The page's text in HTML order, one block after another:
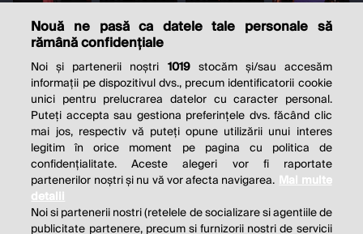
Nouă ne pasă ca datele tale personale să
rămână confidențiale
Noi și partenerii noștri 1019stocăm și/sau accesăm
informații pe dispozitivul dvs., precum identificatorii cookie
unici pentru prelucrarea datelor cu caracter personal.
Puteți accepta sau gestiona preferințele dvs. făcând clic
mai jos, respectiv vă puteți opune utilizării unui interes
legitim în orice moment pe pagina cu politica de
confidențialitate. Aceste alegeri vor fi raportate
partenerilor noștri și nu vă vor afecta navigarea. Mai multe
detalii
Noi si partenerii nostri (retelele de socializare si agentiile de
publicitate partenere, precum si furnizorii nostri de servicii